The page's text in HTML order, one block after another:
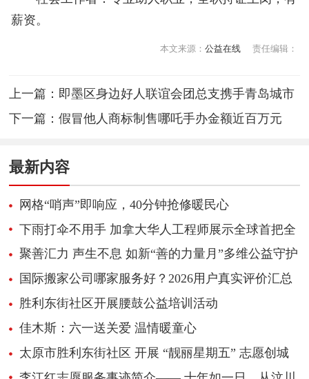
薪资。
本文来源： 公益在线 责任编辑：
上一篇： 即墨区身边好人联谊会团总支携手青岛城市
学院开展便民就医志愿服务活动
下一篇：假冒他人商标制售哪吒手办金额近百万元
最新内容
网格“哨声”即响应，40分钟抢修暖民心
下雨打伞不用手 加拿大华人工程师展示全球首把全
自动飞行雨伞
聚善汇力 声生不息 如新“善的力量月”多维公益守护
少年成长
国际搬家公司哪家服务好？2026用户真实评价汇总
胜利东街社区开展腰鼓公益培训活动
佳木斯：六一送关爱 温情暖童心
太原市胜利东街社区 开展 “靓丽星期五” 志愿创城